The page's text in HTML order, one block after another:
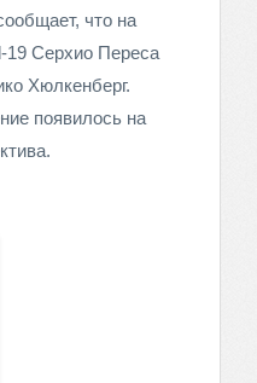
что на
19 Серхио Переса
Хюлкенберг.
появилось на